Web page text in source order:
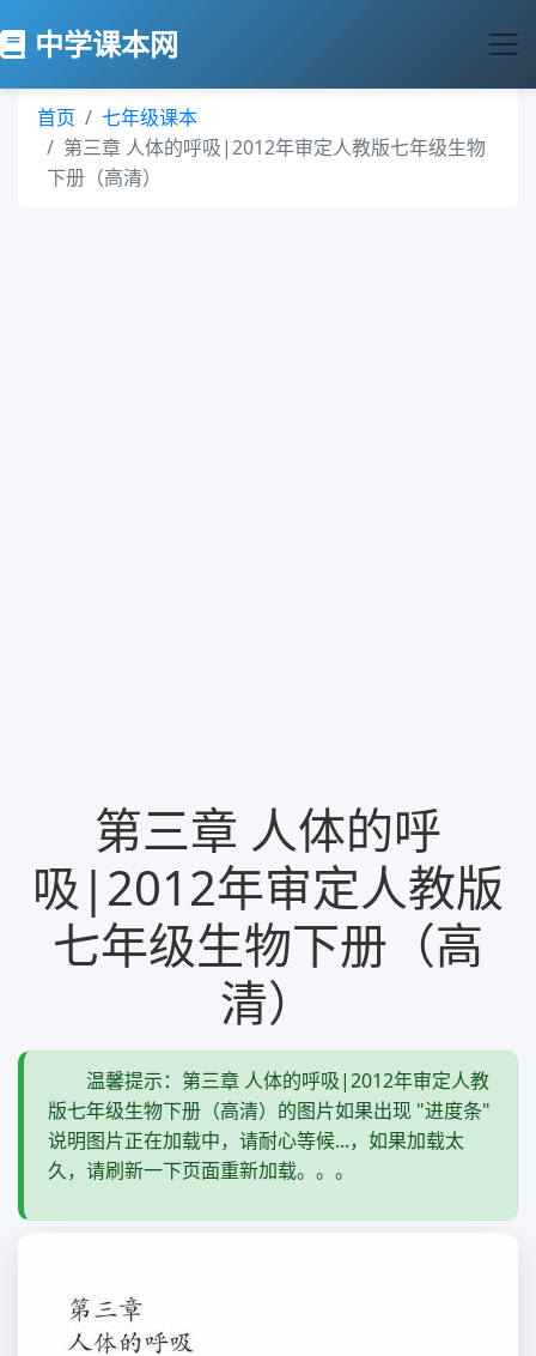
中学课本网
首页
七年级课本
第三章 人体的呼吸|2012年审定人教版七年级生物
下册（高清）
第三章 人体的呼
吸|2012年审定人教版
七年级生物下册（高
清）
温馨提示：第三章 人体的呼吸|2012年审定人教
版七年级生物下册（高清）的图片如果出现 "进度条"
说明图片正在加载中，请耐心等候...，如果加载太
久，请刷新一下页面重新加载。。。